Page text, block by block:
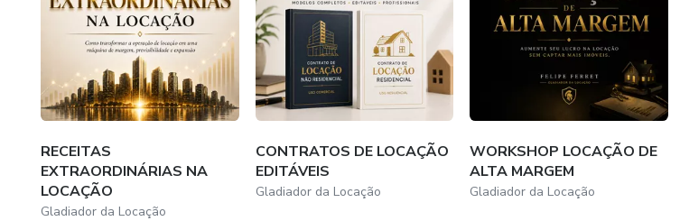
RECEITAS
EXTRAORDINÁRIAS NA
LOCAÇÃO
Gladiador da Locação
CONTRATOS DE LOCAÇÃO
EDITÁVEIS
Gladiador da Locação
WORKSHOP LOCAÇÃO DE
ALTA MARGEM
Gladiador da Locação